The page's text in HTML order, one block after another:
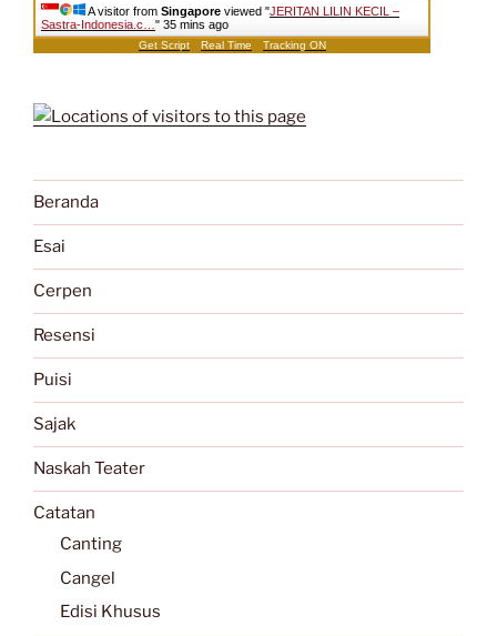
A visitor from Singapore viewed "JERITAN LILIN KECIL –
Sastra-Indonesia.c… " 35 mins ago
Get Script Real Time Tracking ON
Beranda
Esai
Cerpen
Resensi
Puisi
Sajak
Naskah Teater
Catatan
Canting
Cangel
Edisi Khusus